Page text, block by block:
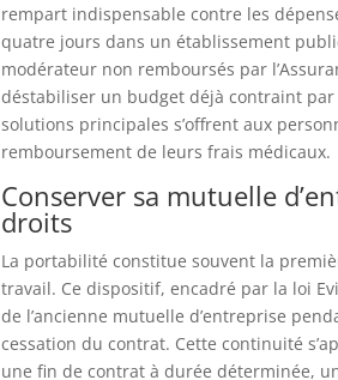
rempart indispensable contre les
quatre jours dans un établissement
modérateur non remboursés par
déstabiliser un budget déjà contraint par
solutions principales s’offrent aux
remboursement de leurs frais médicaux.
Conserver sa mutuelle
droits
La portabilité constitue souvent la
travail. Ce dispositif, encadré par la loi
de l’ancienne mutuelle d’entreprise
cessation du contrat. Cette continuité
une fin de contrat à durée déterminée,